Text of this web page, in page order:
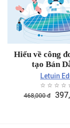
Hiểu về công
tạo Bán
Letuin
☆ ☆ ☆ ☆
468,000đ